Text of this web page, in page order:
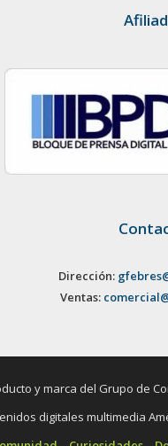
Dirección:
Ventas:
y marca del Grupo de
digitales multimedia